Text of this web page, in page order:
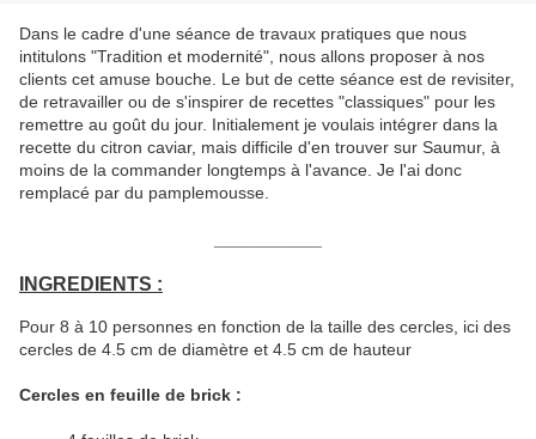
Dans le cadre d'une séance de travaux pratiques que nous
intitulons "Tradition et modernité", nous allons proposer à nos
clients cet amuse bouche. Le but de cette séance est de revisiter,
de retravailler ou de s'inspirer de recettes "classiques" pour les
remettre au goût du jour. Initialement je voulais intégrer dans la
recette du citron caviar, mais difficile d'en trouver sur Saumur, à
moins de la commander longtemps à l'avance. Je l'ai donc
remplacé par du pamplemousse.
INGREDIENTS :
Pour 8 à 10 personnes en fonction de la taille des cercles, ici des
cercles de 4.5 cm de diamètre et 4.5 cm de hauteur
Cercles en feuille de brick :